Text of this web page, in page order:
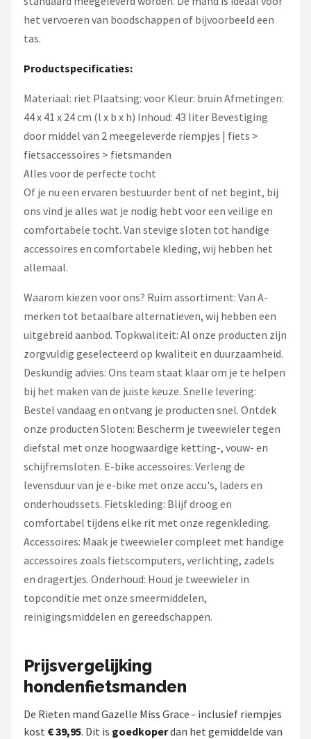
het vervoeren van boodschappen of bijvoorbeeld een
tas.
Productspecificaties:
Materiaal: riet Plaatsing: voor Kleur: bruin Afmetingen:
44 x 41 x 24 cm (l x b x h) Inhoud: 43 liter Bevestiging
door middel van 2 meegeleverde riempjes | fiets >
fietsaccessoires > fietsmanden
Alles voor de perfecte tocht
Of je nu een ervaren bestuurder bent of net begint, bij
ons vind je alles wat je nodig hebt voor een veilige en
comfortabele tocht. Van stevige sloten tot handige
accessoires en comfortabele kleding, wij hebben het
allemaal.
Waarom kiezen voor ons? Ruim assortiment: Van A-
merken tot betaalbare alternatieven, wij hebben een
uitgebreid aanbod. Topkwaliteit: Al onze producten zijn
zorgvuldig geselecteerd op kwaliteit en duurzaamheid.
Deskundig advies: Ons team staat klaar om je te helpen
bij het maken van de juiste keuze. Snelle levering:
Bestel vandaag en ontvang je producten snel. Ontdek
onze producten Sloten: Bescherm je tweewieler tegen
diefstal met onze hoogwaardige ketting-, vouw- en
schijfremsloten. E-bike accessoires: Verleng de
levensduur van je e-bike met onze accu's, laders en
onderhoudssets. Fietskleding: Blijf droog en
comfortabel tijdens elke rit met onze regenkleding.
Accessoires: Maak je tweewieler compleet met handige
accessoires zoals fietscomputers, verlichting, zadels
en dragertjes. Onderhoud: Houd je tweewieler in
topconditie met onze smeermiddelen,
reinigingsmiddelen en gereedschappen.
Prijsvergelijking
hondenfietsmanden
De Rieten mand Gazelle Miss Grace - inclusief riempjes
kost € 39,95. Dit is goedkoperdan het gemiddelde van